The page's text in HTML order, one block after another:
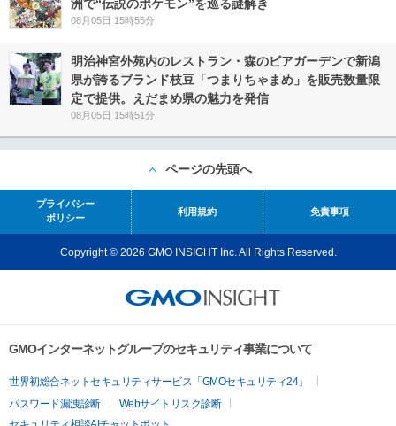
洲で“伝説のポケモン”を巡る謎解き
08月05日 15時55分
明治神宮外苑内のレストラン・森のビアガーデンで新潟
県が誇るブランド枝豆「つまりちゃまめ」を販売数量限
定で提供。えだまめ県の魅力を発信
08月05日 15時51分
ページの先頭へ
プライバシー
ポリシー
利用規約 免責事項
Copyright © 2026 GMO INSIGHT Inc. All Rights Reserved.
GMOインターネットグループのセキュリティ事業について
世界初総合ネットセキュリティサービス「GMOセキュリティ24」
パスワード漏洩診断
Webサイトリスク診断